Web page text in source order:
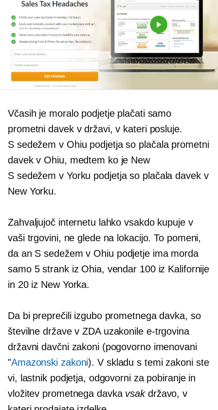
Včasih je moralo podjetje plačati samo
prometni davek v državi, v kateri posluje.
S sedežem v Ohiu podjetja so plačala prometni
davek v Ohiu, medtem ko je New
S sedežem v Yorku podjetja so plačala davek v
New Yorku.
Zahvaljujoč internetu lahko vsakdo kupuje v
vaši trgovini, ne glede na lokacijo. To pomeni,
da an S sedežem v Ohiu podjetje ima morda
samo 5 strank iz Ohia, vendar 100 iz Kalifornije
in 20 iz New Yorka.
Da bi preprečili izgubo prometnega davka, so
številne države v ZDA uzakonile e-trgovina
državni davčni zakoni (pogovorno imenovani
"Amazonski zakoni). V skladu s temi zakoni ste
vi, lastnik podjetja, odgovorni za pobiranje in
vložitev prometnega davka vsakdržavo, v